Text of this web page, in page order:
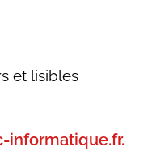
et lisibles
informatique.fr.